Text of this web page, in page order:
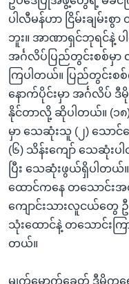
ပါလီမန်ဟာ ငြိမ်းချမ်
ဘူး။ အာဏာရှင်ဘုရင်နဲ့ ပ
အင်္ဂလိပ်ပြည်တွင်းစစ်မှ
ကြပါတယ်။ ပြည်တွင်းစ
နောက်ပိုင်းမှာ အင်္ဂလိပ် ဒီ
နိုင်တာလို့ ဆိုပါတယ်။ (၁
မှာ သေဆုံးသူ (၂) သောင်က
(၆) သိန်းကျော် သေဆုံးပ
ပြီး သေဆုံးဖွယ်ရှိပါတ
ထောင်ကနေ တသောင်း
ကျောင်းသားလူငယ်တွေ
သုံးထောင်နဲ့ တသောင်းက
တယ်။
မျက်မှောက်ခေတ် ဒီမိုက